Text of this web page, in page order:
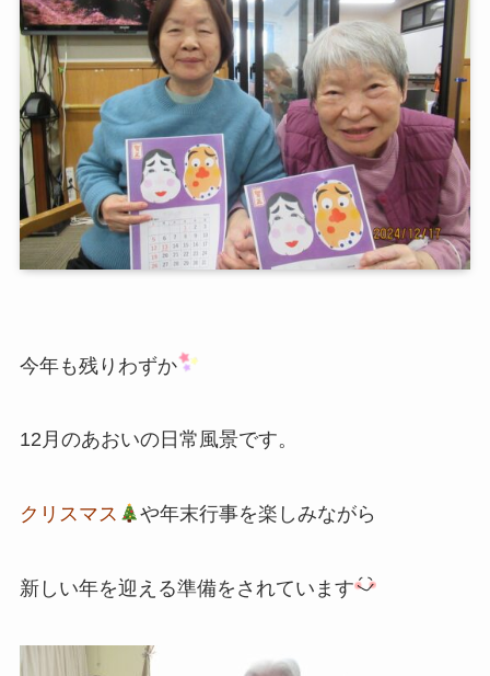
今年も残りわずか
12月のあおいの日常風景です。
クリスマス や年末行事を楽しみながら
新しい年を迎える準備をされています